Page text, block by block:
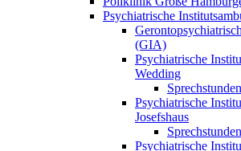
Psychiatrische
(GIA)
Psychiatrische
Wedding
Psychiatrische
Josefshaus
Psychiatrische